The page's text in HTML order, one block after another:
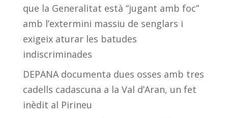
que la Generalitat està “jugant amb foc”
amb l’extermini massiu de senglars i
exigeix aturar les batudes
indiscriminades
DEPANA documenta dues osses amb tres
cadells cadascuna a la Val d’Aran, un fet
inèdit al Pirineu